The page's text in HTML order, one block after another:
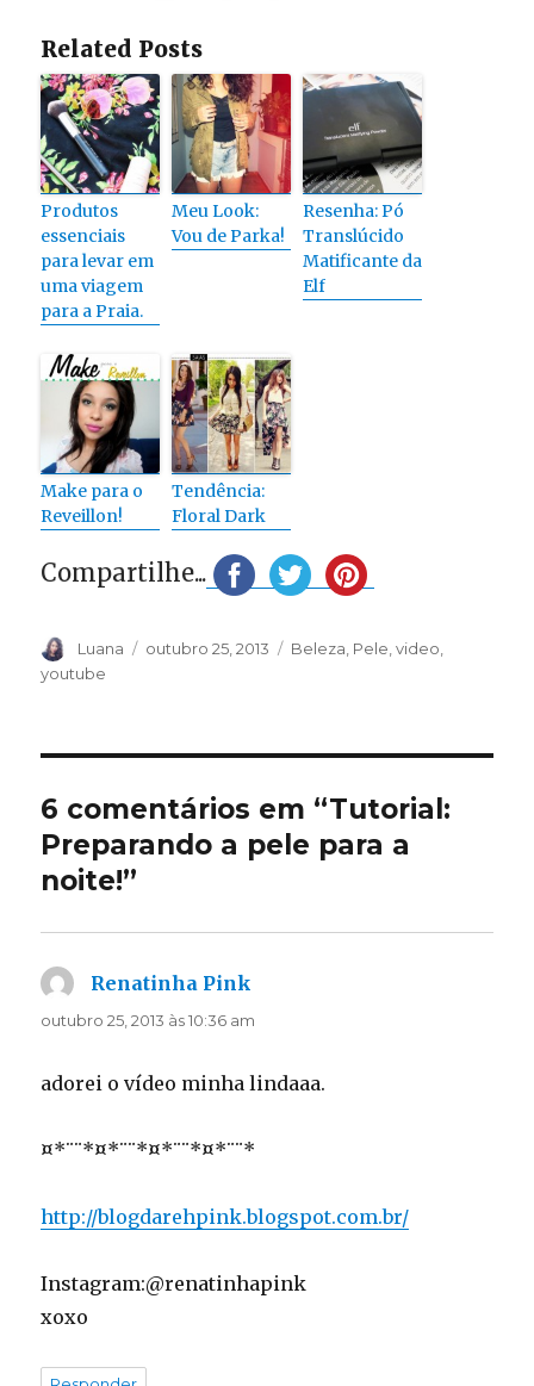
Related Posts
Produtos
essenciais
para levar em
uma viagem
para a Praia.
Meu Look:
Vou de Parka!
Resenha: Pó
Translúcido
Matificante da
Elf
Make para o
Reveillon!
Tendência:
Floral Dark
Compartilhe...
Autor
Luana
Publicado
outubro 25, 2013 Categorias
Beleza Pele ,video
youtube
6 comentários em “Tutorial:
Preparando a pele para a
noite!”
Renatinha Pink
outubro 25, 2013 às 10:36 am
adorei o vídeo minha lindaaa.
¤*¨¨*¤*¨¨*¤*¨¨*¤*¨¨*
http://blogdarehpink.blogspot.com.br/
Instagram:@renatinhapink
xoxo